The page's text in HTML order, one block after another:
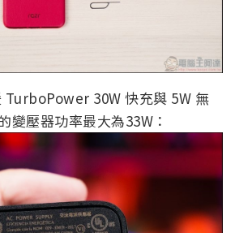
30W 快充與 5W 無
變壓器功率最大為33W：